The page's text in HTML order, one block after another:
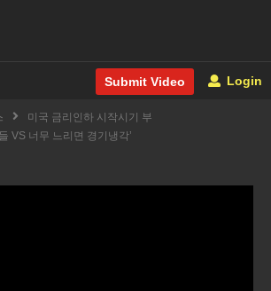
Submit Video Login
미국 금리인하 시작시기 부
VS 너무 느리면 경기냉각’